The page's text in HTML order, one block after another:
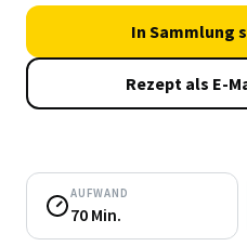
In Sammlung
Rezept als E-
AUFWAND
70 Min.